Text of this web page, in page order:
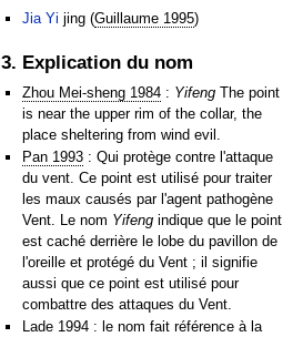
Jia Yi jing (Guillaume 1995)
3. Explication du nom
Zhou Mei-sheng 1984 : Yifeng The point
is near the upper rim of the collar, the
place sheltering from wind evil.
Pan 1993 : Qui protège contre l'attaque
du vent. Ce point est utilisé pour traiter
les maux causés par l'agent pathogène
Vent. Le nom Yifeng indique que le point
est caché derrière le lobe du pavillon de
l'oreille et protégé du Vent ; il signifie
aussi que ce point est utilisé pour
combattre des attaques du Vent.
Lade 1994 : le nom fait référence à la